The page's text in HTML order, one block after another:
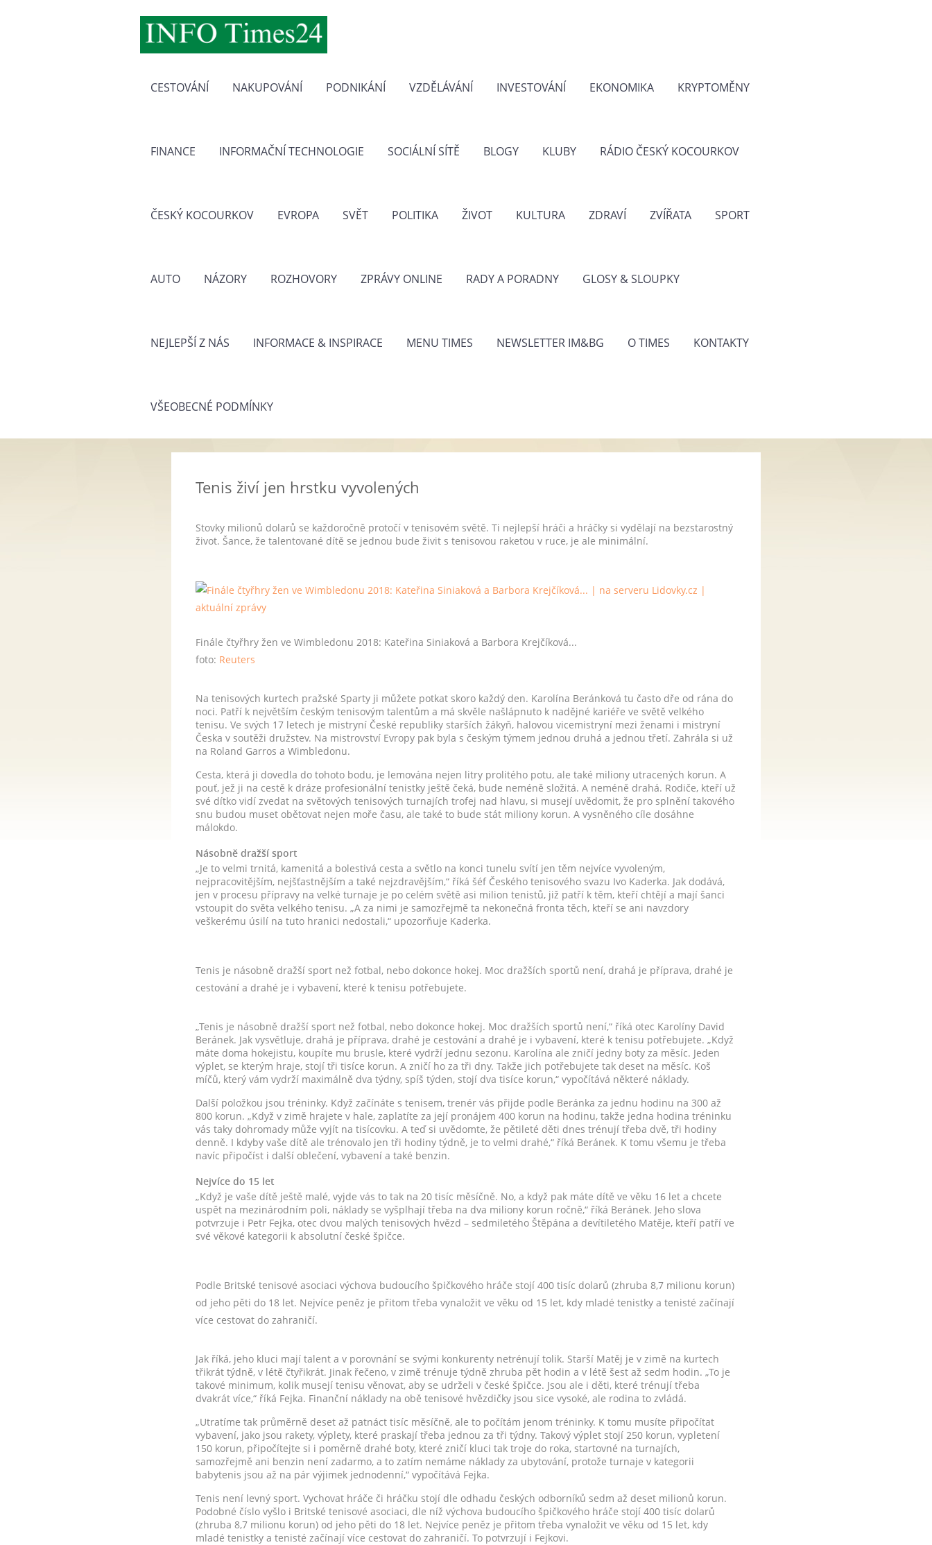
CESTOVÁNÍ NAKUPOVÁNÍ PODNIKÁNÍ VZDĚLÁVÁNÍ INVESTOVÁNÍ EKONOMIKA KRYPTOMĚNY
FINANCE INFORMAČNÍ TECHNOLOGIE SOCIÁLNÍ SÍTĚ BLOGY KLUBY RÁDIO ČESKÝ KOCOURKOV
ČESKÝ KOCOURKOV EVROPA SVĚT POLITIKA ŽIVOT KULTURA ZDRAVÍ ZVÍŘATA SPORT
AUTO NÁZORY ROZHOVORY ZPRÁVY ONLINE RADY A PORADNY GLOSY & SLOUPKY
NEJLEPŠÍ Z NÁS INFORMACE & INSPIRACE MENU TIMES NEWSLETTER IM&BG O TIMES KONTAKTY
VŠEOBECNÉ PODMÍNKY
Tenis živí jen hrstku vyvolených
Stovky milionů dolarů se každoročně protočí v tenisovém světě. Ti nejlepší hráči a hráčky si vydělají na bezstarostný
život. Šance, že talentované dítě se jednou bude živit s tenisovou raketou v ruce, je ale minimální.
Finále čtyřhry žen ve Wimbledonu 2018: Kateřina Siniaková a Barbora Krejčíková...
foto: Reuters
Na tenisových kurtech pražské Sparty ji můžete potkat skoro každý den. Karolína Beránková tu často dře od rána do
noci. Patří k největším českým tenisovým talentům a má skvěle našlápnuto k nadějné kariéře ve světě velkého
tenisu. Ve svých 17 letech je mistryní České republiky starších žákyň, halovou vicemistryní mezi ženami i mistryní
Česka v soutěži družstev. Na mistrovství Evropy pak byla s českým týmem jednou druhá a jednou třetí. Zahrála si už
na Roland Garros a Wimbledonu.
Cesta, která ji dovedla do tohoto bodu, je lemována nejen litry prolitého potu, ale také miliony utracených korun. A
pouť, jež ji na cestě k dráze profesionální tenistky ještě čeká, bude neméně složitá. A neméně drahá. Rodiče, kteří už
své dítko vidí zvedat na světových tenisových turnajích trofej nad hlavu, si musejí uvědomit, že pro splnění takového
snu budou muset obětovat nejen moře času, ale také to bude stát miliony korun. A vysněného cíle dosáhne
málokdo.
Násobně dražší sport
„Je to velmi trnitá, kamenitá a bolestivá cesta a světlo na konci tunelu svítí jen těm nejvíce vyvoleným,
nejpracovitějším, nejšťastnějším a také nejzdravějším,“ říká šéf Českého tenisového svazu Ivo Kaderka. Jak dodává,
jen v procesu přípravy na velké turnaje je po celém světě asi milion tenistů, již patří k těm, kteří chtějí a mají šanci
vstoupit do světa velkého tenisu. „A za nimi je samozřejmě ta nekonečná fronta těch, kteří se ani navzdory
veškerému úsilí na tuto hranici nedostali,“ upozorňuje Kaderka.
Tenis je násobně dražší sport než fotbal, nebo dokonce hokej. Moc dražších sportů není, drahá je příprava, drahé je
cestování a drahé je i vybavení, které k tenisu potřebujete.
„Tenis je násobně dražší sport než fotbal, nebo dokonce hokej. Moc dražších sportů není,“ říká otec Karolíny David
Beránek. Jak vysvětluje, drahá je příprava, drahé je cestování a drahé je i vybavení, které k tenisu potřebujete. „Když
máte doma hokejistu, koupíte mu brusle, které vydrží jednu sezonu. Karolína ale zničí jedny boty za měsíc. Jeden
výplet, se kterým hraje, stojí tři tisíce korun. A zničí ho za tři dny. Takže jich potřebujete tak deset na měsíc. Koš
míčů, který vám vydrží maximálně dva týdny, spíš týden, stojí dva tisíce korun,“ vypočítává některé náklady.
Další položkou jsou tréninky. Když začínáte s tenisem, trenér vás přijde podle Beránka za jednu hodinu na 300 až
800 korun. „Když v zimě hrajete v hale, zaplatíte za její pronájem 400 korun na hodinu, takže jedna hodina tréninku
vás taky dohromady může vyjít na tisícovku. A teď si uvědomte, že pětileté děti dnes trénují třeba dvě, tři hodiny
denně. I kdyby vaše dítě ale trénovalo jen tři hodiny týdně, je to velmi drahé,“ říká Beránek. K tomu všemu je třeba
navíc připočíst i další oblečení, vybavení a také benzin.
Nejvíce do 15 let
„Když je vaše dítě ještě malé, vyjde vás to tak na 20 tisíc měsíčně. No, a když pak máte dítě ve věku 16 let a chcete
uspět na mezinárodním poli, náklady se vyšplhají třeba na dva miliony korun ročně,“ říká Beránek. Jeho slova
potvrzuje i Petr Fejka, otec dvou malých tenisových hvězd – sedmiletého Štěpána a devítiletého Matěje, kteří patří ve
své věkové kategorii k absolutní české špičce.
Podle Britské tenisové asociaci výchova budoucího špičkového hráče stojí 400 tisíc dolarů (zhruba 8,7 milionu korun)
od jeho pěti do 18 let. Nejvíce peněz je přitom třeba vynaložit ve věku od 15 let, kdy mladé tenistky a tenisté začínají
více cestovat do zahraničí.
Jak říká, jeho kluci mají talent a v porovnání se svými konkurenty netrénují tolik. Starší Matěj je v zimě na kurtech
třikrát týdně, v létě čtyřikrát. Jinak řečeno, v zimě trénuje týdně zhruba pět hodin a v létě šest až sedm hodin. „To je
takové minimum, kolik musejí tenisu věnovat, aby se udrželi v české špičce. Jsou ale i děti, které trénují třeba
dvakrát více,“ říká Fejka. Finanční náklady na obě tenisové hvězdičky jsou sice vysoké, ale rodina to zvládá.
„Utratíme tak průměrně deset až patnáct tisíc měsíčně, ale to počítám jenom tréninky. K tomu musíte připočítat
vybavení, jako jsou rakety, výplety, které praskají třeba jednou za tři týdny. Takový výplet stojí 250 korun, vypletení
150 korun, připočítejte si i poměrně drahé boty, které zničí kluci tak troje do roka, startovné na turnajích,
samozřejmě ani benzin není zadarmo, a to zatím nemáme náklady za ubytování, protože turnaje v kategorii
babytenis jsou až na pár výjimek jednodenní,“ vypočítává Fejka.
Tenis není levný sport. Vychovat hráče či hráčku stojí dle odhadu českých odborníků sedm až deset milionů korun.
Podobné číslo vyšlo i Britské tenisové asociaci, dle níž výchova budoucího špičkového hráče stojí 400 tisíc dolarů
(zhruba 8,7 milionu korun) od jeho pěti do 18 let. Nejvíce peněz je přitom třeba vynaložit ve věku od 15 let, kdy
mladé tenistky a tenisté začínají více cestovat do zahraničí. To potvrzují i Fejkovi.